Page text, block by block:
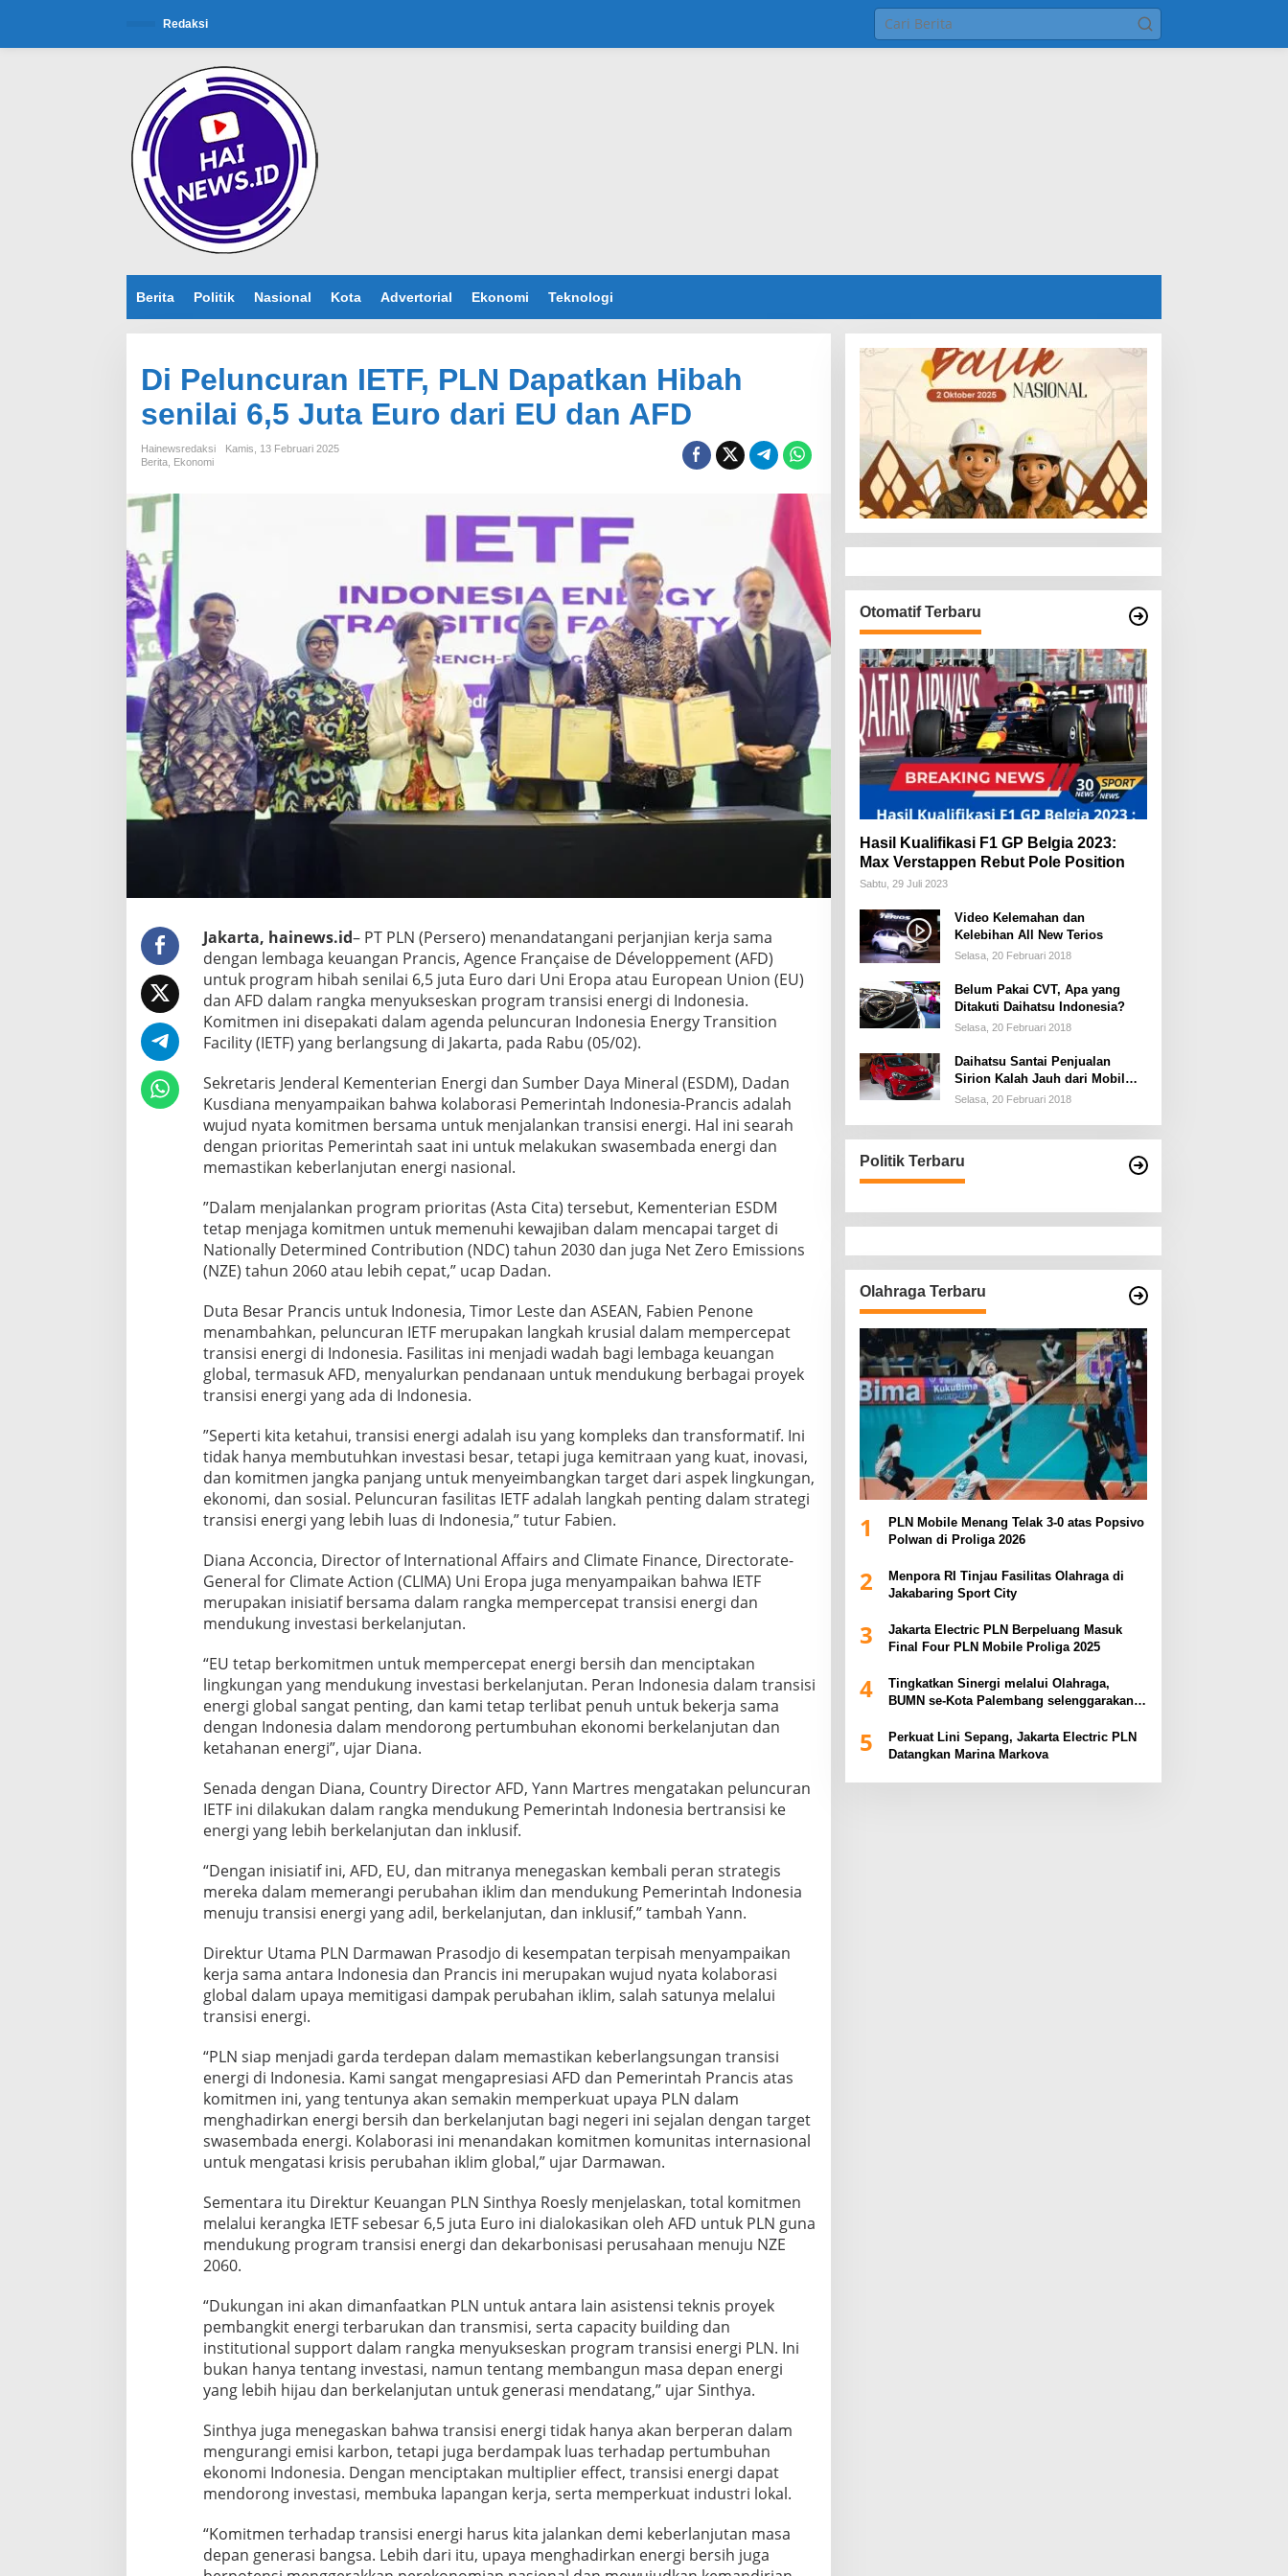
Redaksi
Berita Politik Nasional Kota Advertorial Ekonomi Teknologi
Di Peluncuran IETF, PLN Dapatkan Hibah
senilai 6,5 Juta Euro dari EU dan AFD
Hainewsredaksi
Kamis, 13 Februari 2025
Berita Ekonomi
Jakarta, hainews.id– PT PLN (Persero) menandatangani perjanjian kerja sama
dengan lembaga keuangan Prancis, Agence Française de Développement (AFD)
untuk program hibah senilai 6,5 juta Euro dari Uni Eropa atau European Union (EU)
dan AFD dalam rangka menyukseskan program transisi energi di Indonesia.
Komitmen ini disepakati dalam agenda peluncuran Indonesia Energy Transition
Facility (IETF) yang berlangsung di Jakarta, pada Rabu (05/02).
Sekretaris Jenderal Kementerian Energi dan Sumber Daya Mineral (ESDM), Dadan
Kusdiana menyampaikan bahwa kolaborasi Pemerintah Indonesia-Prancis adalah
wujud nyata komitmen bersama untuk menjalankan transisi energi. Hal ini searah
dengan prioritas Pemerintah saat ini untuk melakukan swasembada energi dan
memastikan keberlanjutan energi nasional.
”Dalam menjalankan program prioritas (Asta Cita) tersebut, Kementerian ESDM
tetap menjaga komitmen untuk memenuhi kewajiban dalam mencapai target di
Nationally Determined Contribution (NDC) tahun 2030 dan juga Net Zero Emissions
(NZE) tahun 2060 atau lebih cepat,” ucap Dadan.
Duta Besar Prancis untuk Indonesia, Timor Leste dan ASEAN, Fabien Penone
menambahkan, peluncuran IETF merupakan langkah krusial dalam mempercepat
transisi energi di Indonesia. Fasilitas ini menjadi wadah bagi lembaga keuangan
global, termasuk AFD, menyalurkan pendanaan untuk mendukung berbagai proyek
transisi energi yang ada di Indonesia.
”Seperti kita ketahui, transisi energi adalah isu yang kompleks dan transformatif. Ini
tidak hanya membutuhkan investasi besar, tetapi juga kemitraan yang kuat, inovasi,
dan komitmen jangka panjang untuk menyeimbangkan target dari aspek lingkungan,
ekonomi, dan sosial. Peluncuran fasilitas IETF adalah langkah penting dalam strategi
transisi energi yang lebih luas di Indonesia,” tutur Fabien.
Diana Acconcia, Director of International Affairs and Climate Finance, Directorate-
General for Climate Action (CLIMA) Uni Eropa juga menyampaikan bahwa IETF
merupakan inisiatif bersama dalam rangka mempercepat transisi energi dan
mendukung investasi berkelanjutan.
“EU tetap berkomitmen untuk mempercepat energi bersih dan menciptakan
lingkungan yang mendukung investasi berkelanjutan. Peran Indonesia dalam transisi
energi global sangat penting, dan kami tetap terlibat penuh untuk bekerja sama
dengan Indonesia dalam mendorong pertumbuhan ekonomi berkelanjutan dan
ketahanan energi”, ujar Diana.
Senada dengan Diana, Country Director AFD, Yann Martres mengatakan peluncuran
IETF ini dilakukan dalam rangka mendukung Pemerintah Indonesia bertransisi ke
energi yang lebih berkelanjutan dan inklusif.
“Dengan inisiatif ini, AFD, EU, dan mitranya menegaskan kembali peran strategis
mereka dalam memerangi perubahan iklim dan mendukung Pemerintah Indonesia
menuju transisi energi yang adil, berkelanjutan, dan inklusif,” tambah Yann.
Direktur Utama PLN Darmawan Prasodjo di kesempatan terpisah menyampaikan
kerja sama antara Indonesia dan Prancis ini merupakan wujud nyata kolaborasi
global dalam upaya memitigasi dampak perubahan iklim, salah satunya melalui
transisi energi.
“PLN siap menjadi garda terdepan dalam memastikan keberlangsungan transisi
energi di Indonesia. Kami sangat mengapresiasi AFD dan Pemerintah Prancis atas
komitmen ini, yang tentunya akan semakin memperkuat upaya PLN dalam
menghadirkan energi bersih dan berkelanjutan bagi negeri ini sejalan dengan target
swasembada energi. Kolaborasi ini menandakan komitmen komunitas internasional
untuk mengatasi krisis perubahan iklim global,” ujar Darmawan.
Sementara itu Direktur Keuangan PLN Sinthya Roesly menjelaskan, total komitmen
melalui kerangka IETF sebesar 6,5 juta Euro ini dialokasikan oleh AFD untuk PLN guna
mendukung program transisi energi dan dekarbonisasi perusahaan menuju NZE
2060.
“Dukungan ini akan dimanfaatkan PLN untuk antara lain asistensi teknis proyek
pembangkit energi terbarukan dan transmisi, serta capacity building dan
institutional support dalam rangka menyukseskan program transisi energi PLN. Ini
bukan hanya tentang investasi, namun tentang membangun masa depan energi
yang lebih hijau dan berkelanjutan untuk generasi mendatang,” ujar Sinthya.
Sinthya juga menegaskan bahwa transisi energi tidak hanya akan berperan dalam
mengurangi emisi karbon, tetapi juga berdampak luas terhadap pertumbuhan
ekonomi Indonesia. Dengan menciptakan multiplier effect, transisi energi dapat
mendorong investasi, membuka lapangan kerja, serta memperkuat industri lokal.
“Komitmen terhadap transisi energi harus kita jalankan demi keberlanjutan masa
depan generasi bangsa. Lebih dari itu, upaya menghadirkan energi bersih juga
Otomatif Terbaru
Hasil Kualifikasi F1 GP Belgia 2023:
Max Verstappen Rebut Pole Position
Sabtu, 29 Juli 2023
Video Kelemahan dan
Kelebihan All New Terios
Selasa, 20 Februari 2018
Belum Pakai CVT, Apa yang
Ditakuti Daihatsu Indonesia?
Selasa, 20 Februari 2018
Daihatsu Santai Penjualan
Sirion Kalah Jauh dari Mobil
LCGC
Selasa, 20 Februari 2018
Politik Terbaru
Olahraga Terbaru
1
PLN Mobile Menang Telak 3-0 atas Popsivo
Polwan di Proliga 2026
2
Menpora RI Tinjau Fasilitas Olahraga di
Jakabaring Sport City
3
Jakarta Electric PLN Berpeluang Masuk
Final Four PLN Mobile Proliga 2025
4
Tingkatkan Sinergi melalui Olahraga,
BUMN se-Kota Palembang selenggarakan
5
Perkuat Lini Sepang, Jakarta Electric PLN
Datangkan Marina Markova